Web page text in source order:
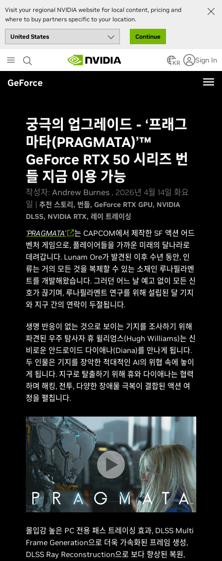
Visit your regional NVIDIA website for local content, pricing and
where to buy partners specific to your location.
Continue
to
main
content
KR Sign In
GeForce
궁극의 업그레이드 - ‘프래그
마타(PRAGMATA)’™
GeForce RTX 50 시리즈 번
들 지금 이용 가능
작성자:Andrew Burnes , 2026년 4월 14일 화요
일 |추천 스토리 번들 GeForce RTX GPU NVIDIA
DLSS NVIDIA RTX 레이 트레이싱
'PRAGMATA'
는 CAPCOM에서 제작한 SF 액션 어드
벤처 게임으로, 플레이어들을 가까운 미래의 달나라로
데려갑니다. Lunam Ore가 발견된 이후 수년 동안, 인
류는 거의 모든 것을 복제할 수 있는 소재인 루나필라멘
트를 개발해왔습니다. 그러던 어느 날 예고 없이 모든 신
호가 끊기며, 루나필라멘트 연구를 위해 설립된 달 기지
와 지구 간의 연락이 두절됩니다.
생명 반응이 없는 것으로 보이는 기지를 조사하기 위해
파견된 우주 탐사자 휴 윌리엄스(Hugh Williams)는 신
비로운 안드로이드 다이애나(Diana)를 만나게 됩니다.
두 인물은 기지를 장악한 적대적인 AI의 위협 속에 놓이
게 됩니다. 지구로 탈출하기 위해 휴와 다이애나는 협력
하며 해킹, 전투, 다양한 장애물 극복이 결합된 액션 여
정을 펼칩니다.
몰입감 높은 PC 전용 패스 트레이싱 효과, DLSS Multi
Frame Generation으로 더욱 가속화된 프레임 생성,
DLSS Ray Reconstruction으로 보다 향상된 복원,